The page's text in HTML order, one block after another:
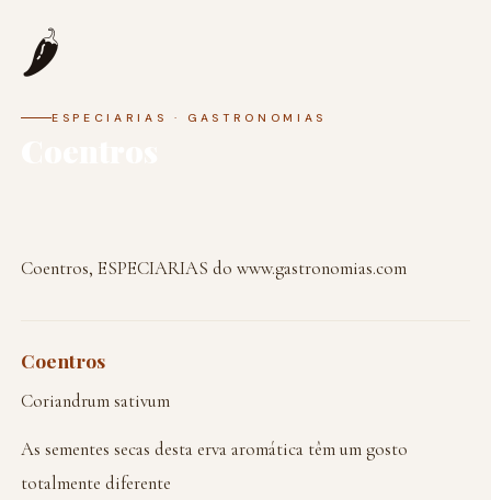
🌶️
ESPECIARIAS · GASTRONOMIAS
Coentros, ESPECIARIAS do www.gastronomias.com
Coentros
Coriandrum sativum
As sementes secas desta erva aromática têm um gosto
totalmente diferente